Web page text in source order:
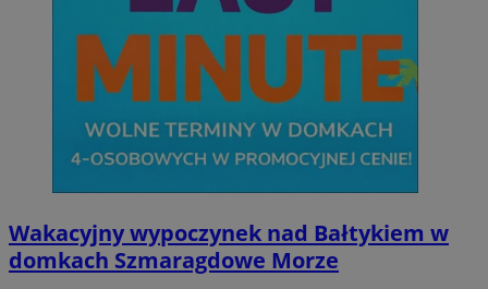
Wakacyjny wypoczynek nad Bałtykiem w
domkach Szmaragdowe Morze